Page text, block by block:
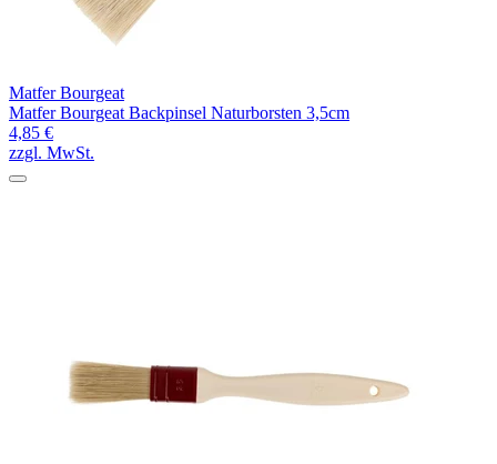
Matfer Bourgeat
Matfer Bourgeat Backpinsel Naturborsten 3,5cm
4,85 €
zzgl. MwSt.